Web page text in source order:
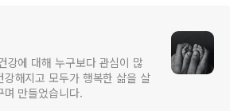
강에 대해 누구보다 관심이 많
해지고 모두가 행복한 삶을 살
며 만들었습니다.